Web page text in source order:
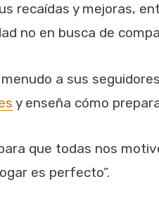
recaídas y mejoras,
no en busca de
a sus
y enseña cómo
que todas nos
es perfecto”.